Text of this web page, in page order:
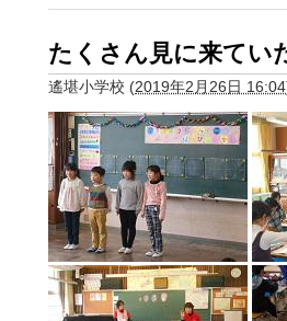
たくさん見に来てい
遙堪小学校 (2019年2月26日 16:04